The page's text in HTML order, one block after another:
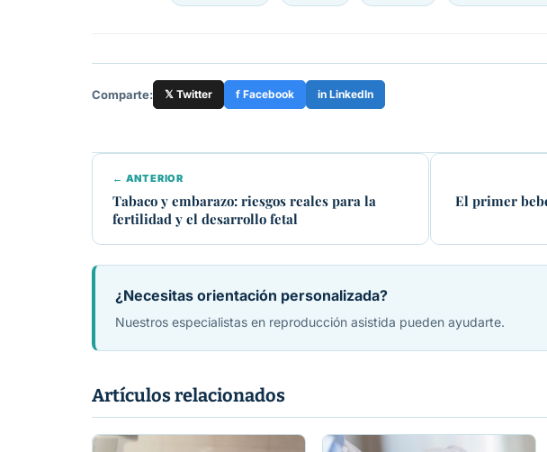
Comparte: 𝕏 Twitter f Facebook in LinkedIn
← ANTERIOR
Tabaco y embarazo: riesgos reales para la
fertilidad y el desarrollo fetal
El primer
¿Necesitas orientación personalizada?
Nuestros especialistas en reproducción asistida pueden ayudarte.
Artículos relacionados